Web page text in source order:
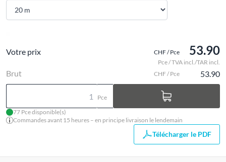
Votre prix CHF / Pce 53.90
Pce / TVA incl./TAR incl.
Brut CHF / Pce 53.90
Pce
77 Pce disponible(s)
Commandes avant 15 heures – en principe livraison le lendemain
Télécharger le PDF